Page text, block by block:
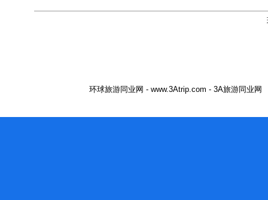
环球旅游同业网 - www.3Atrip.com - 3A旅游同